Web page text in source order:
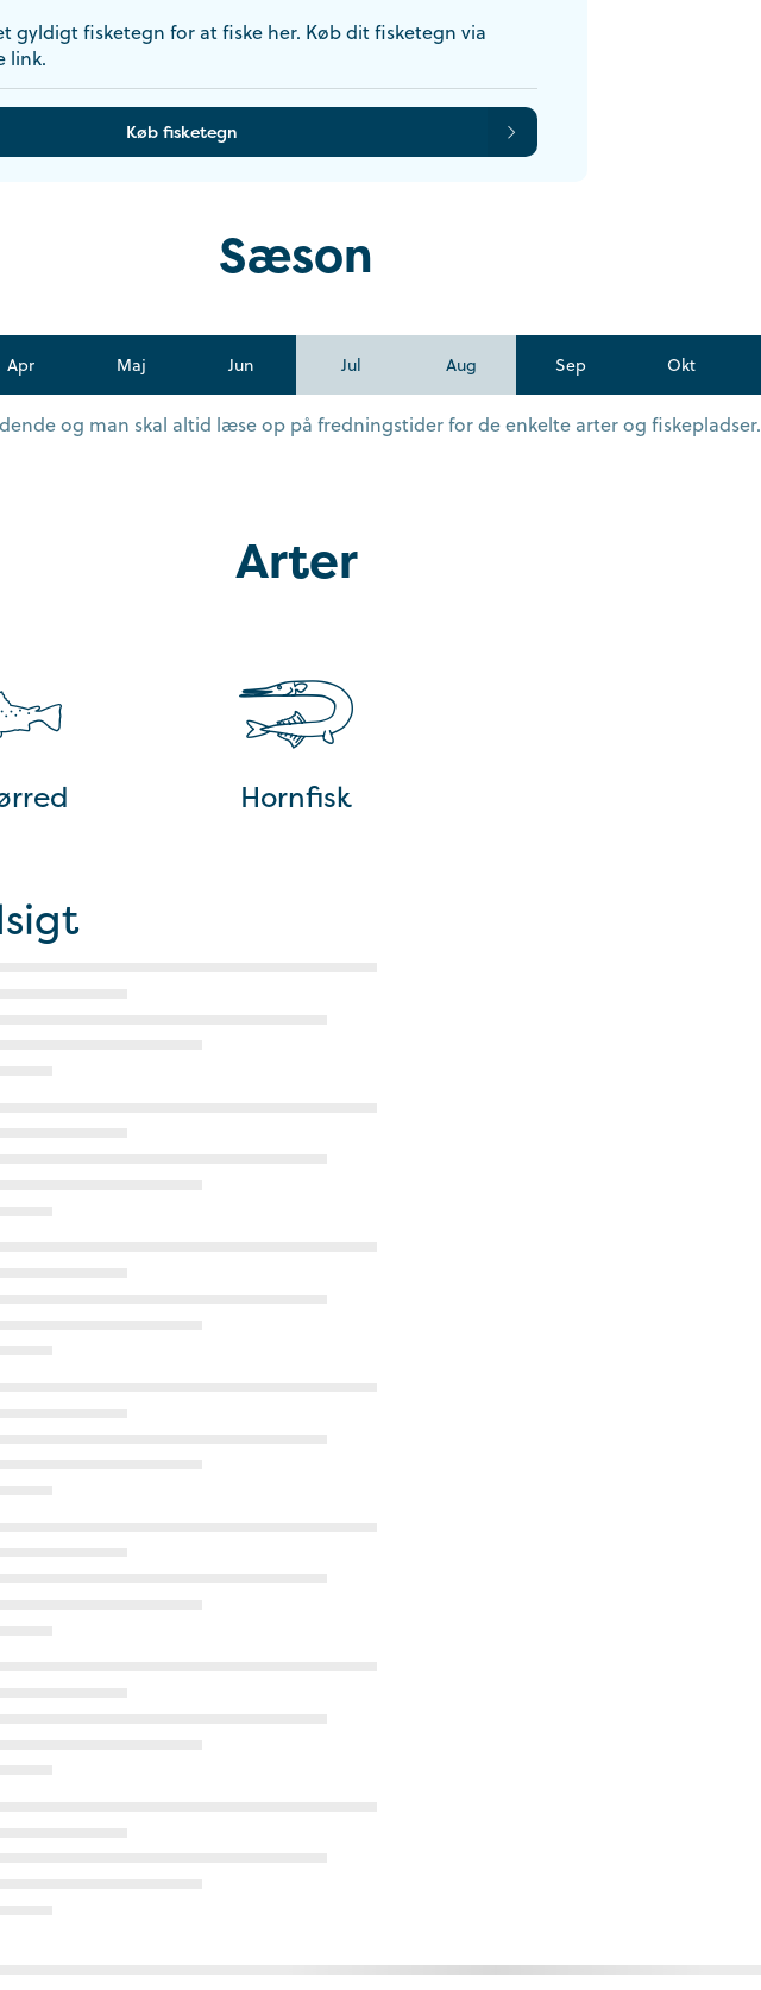
gyldigt fisketegn for at fiske her. Køb dit fisketegn via
link.
Køb fisketegn
Sæson
Apr Maj Jun Jul Aug Sep Okt
og man skal altid læse op på fredningstider for de enkelte arter og fiskepladser.
Arter
Hornfisk